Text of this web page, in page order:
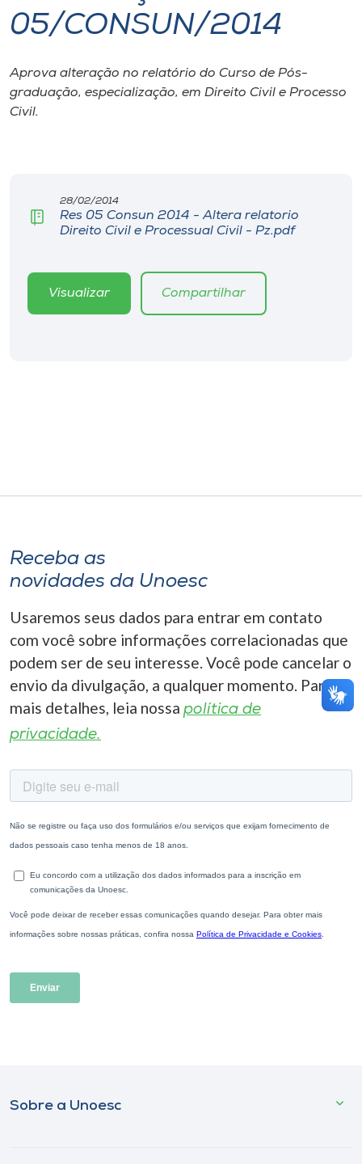
I.nova
Diplomados
Biblioteca
Editora
A-
05/CONSUN/2014
Aprova alteração no relatório do Curso de Pós-
graduação, especialização, em Direito Civil e Processo
Civil.
28/02/2014
Res 05 Consun 2014 - Altera relatorio
Direito Civil e Processual Civil - Pz.pdf
Visualizar Compartilhar
Receba as
novidades da Unoesc
Usaremos seus dados para entrar em contato
com você sobre informações correlacionadas que
podem ser de seu interesse. Você pode cancelar o
envio da divulgação, a qualquer momento. Para
mais detalhes, leia nossa política de
privacidade.
Sobre a Unoesc